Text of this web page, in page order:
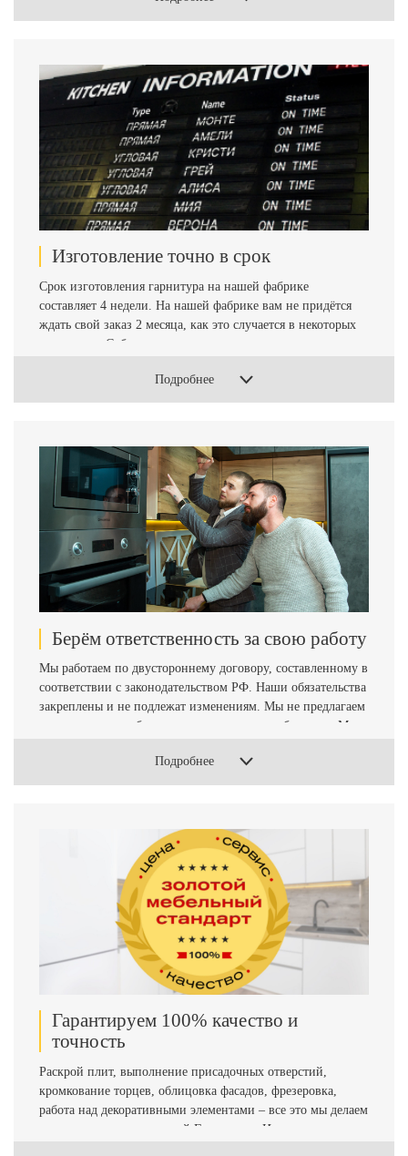
- дизайн и стиль композиции. Благодаря этому вы
Изготовление точно в срок
Срок изготовления гарнитура на нашей фабрике
составляет 4 недели. На нашей фабрике вам не придётся
ждать свой заказ 2 месяца, как это случается в некоторых
компаниях. Собственные складские помещения позволяют
расходных плитных материалов, столешниц и фурнитуры.
Подробнее
Берём ответственность за свою работу
Мы работаем по двустороннему договору, составленному в
соответствии с законодательством РФ. Наши обязательства
закреплены и не подлежат изменениям. Мы не предлагаем
«серые» схемы работы, расписки и пустые обещания. Мы
на свою продукцию 2 года.
Подробнее
Гарантируем 100% качество и
точность
Раскрой плит, выполнение присадочных отверстий,
кромкование торцев, облицовка фасадов, фрезеровка,
работа над декоративными элементами – все это мы делаем
на станках производителей Германии и Италии.